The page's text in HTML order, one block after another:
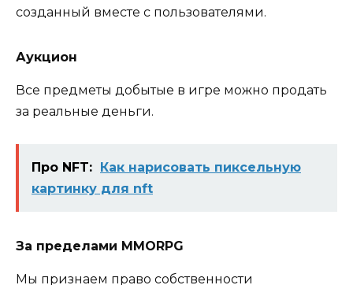
созданный вместе с пользователями.
Аукцион
Все предметы добытые в игре можно продать
за реальные деньги.
Про NFT: Как нарисовать пиксельную
картинку для nft
За пределами MMORPG
Мы признаем право собственности